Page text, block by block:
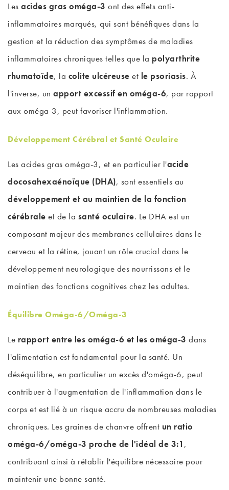
Les acides gras oméga-3 ont des effets anti-
inflammatoires marqués, qui sont bénéfiques dans la
gestion et la réduction des symptômes de maladies
inflammatoires chroniques telles que la polyarthrite
rhumatoïde, la colite ulcéreuse et le psoriasis. À
l'inverse, un apport excessif en oméga-6, par rapport
aux oméga-3, peut favoriser l'inflammation.
Développement Cérébral et Santé Oculaire
Les acides gras oméga-3, et en particulier l'acide
docosahexaénoïque (DHA), sont essentiels au
développement et au maintien de la fonction
cérébrale et de la santé oculaire. Le DHA est un
composant majeur des membranes cellulaires dans le
cerveau et la rétine, jouant un rôle crucial dans le
développement neurologique des nourrissons et le
maintien des fonctions cognitives chez les adultes.
Équilibre Oméga-6/Oméga-3
Le rapport entre les oméga-6 et les oméga-3 dans
l'alimentation est fondamental pour la santé. Un
déséquilibre, en particulier un excès d'oméga-6, peut
contribuer à l'augmentation de l'inflammation dans le
corps et est lié à un risque accru de nombreuses maladies
chroniques. Les graines de chanvre offrent un ratio
oméga-6/oméga-3 proche de l'idéal de 3:1 ,
contribuant ainsi à rétablir l'équilibre nécessaire pour
maintenir une bonne santé.